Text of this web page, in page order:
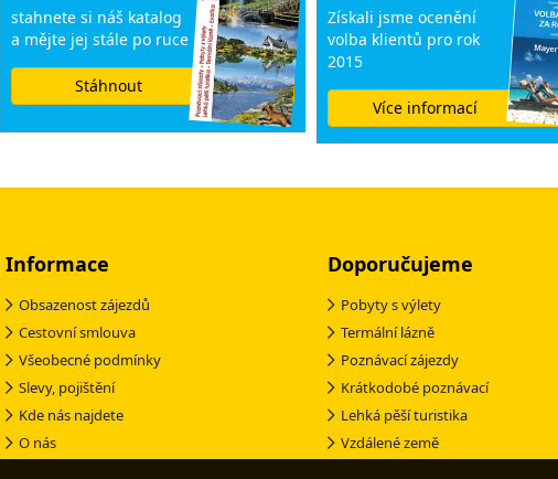
stahnete si náš katalog
a mějte jej stále po ruce
Stáhnout
Získali jsme ocenění
volba klientů pro rok
2015
Více informací
Informace
Obsazenost zájezdů
Cestovní smlouva
Všeobecné podmínky
Slevy, pojištění
Kde nás najdete
O nás
Doporučujeme
Pobyty s výlety
Termální lázně
Poznávací zájezdy
Krátkodobé poznávací
Lehká pěší turistika
Vzdálené země